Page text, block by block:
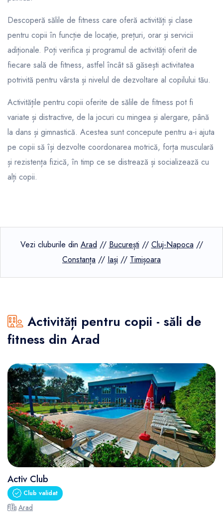
Descoperă sălile de fitness care oferă activități și clase
pentru copii în funcție de locație, prețuri, orar și servicii
adiționale. Poți verifica și programul de activități oferit de
fiecare sală de fitness, astfel încât să găsești activitatea
potrivită pentru vârsta și nivelul de dezvoltare al copilului tău.
Activitățile pentru copii oferite de sălile de fitness pot fi
variate și distractive, de la jocuri cu mingea și alergare, până
la dans și gimnastică. Acestea sunt concepute pentru a-i ajuta
pe copii să își dezvolte coordonarea motrică, forța musculară
și rezistența fizică, în timp ce se distrează și socializează cu
alți copii.
Vezi cluburile din Arad // București // Cluj-Napoca //
Constanța // Iași // Timișoara
Activități pentru copii - săli de
fitness din Arad
Activ Club
Club validat
Arad